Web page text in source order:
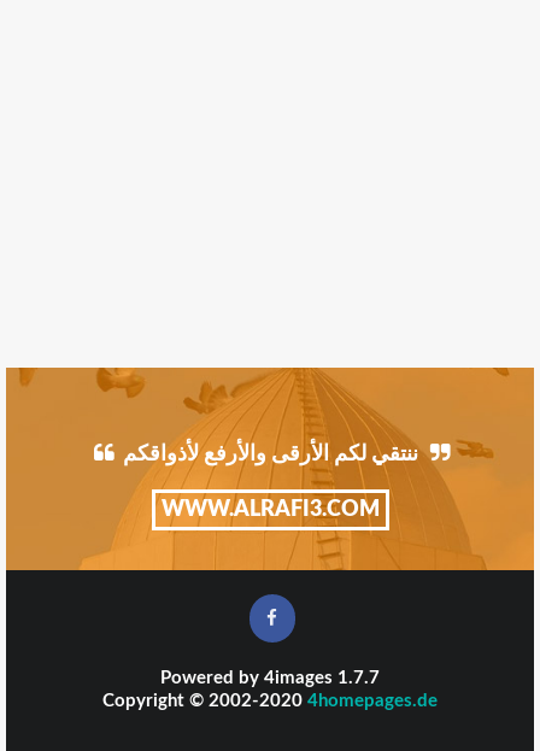
ننتقي لكم الأرقى والأرفع لأذواقكم
WWW.ALRAFI3.COM
Powered by 4images 1.7.7
Copyright © 2002-2020 4homepages.de